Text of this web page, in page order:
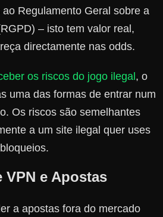
Regulamento Geral sobre a
– isto tem valor real,
directamente nas odds.
os riscos do jogo ilegal , o
uma das formas de entrar num
Os riscos são semelhantes
a um site ilegal quer uses
VPN e Apostas
a apostas fora do mercado